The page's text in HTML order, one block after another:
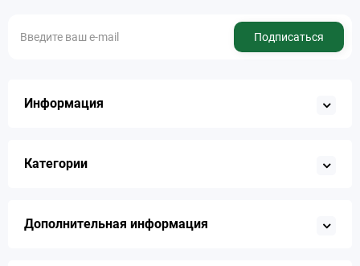
Подписаться
Информация
Категории
Дополнительная информация